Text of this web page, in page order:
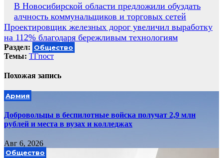
Навигация
по
записям
В Новосибирской области предложили обуздать
алчность коммунальщиков и торговых сетей
Проектировщик железных дорог увеличил выработку
на 112% благодаря бережливым технологиям
Раздел: Общество
Темы: ТГпост
Похожая запись
Армия
Добровольцы в беспилотные войска получат 2,9 млн
рублей и места в вузах и колледжах
Авг 6, 2026
Общество